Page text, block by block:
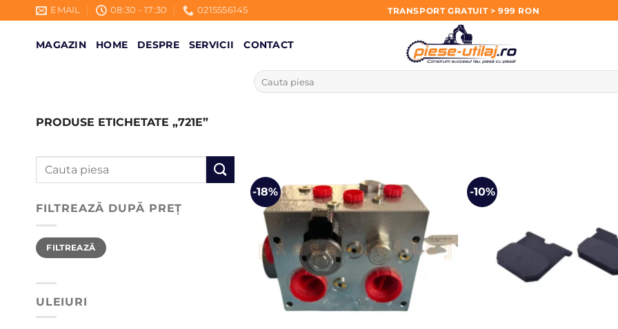
to
content
EMAIL 08:30 - 17:30 0215556145 TRANSPORT GRATUIT > 999 RON
MAGAZIN HOME DESPRE SERVICII CONTACT
Caută
după:
PRODUSE ETICHETATE „721E”
Caută
FILTREAZĂ DUPĂ PREȚ
Preț
minim
Preț
maxim
FILTREAZĂ
ULEIURI
-18% -10%